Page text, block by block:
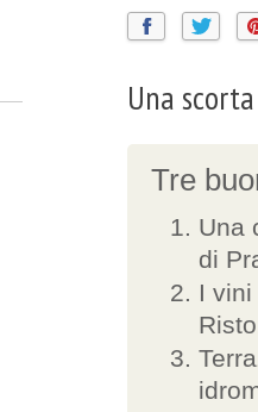
Una
Tre
Una
di
I